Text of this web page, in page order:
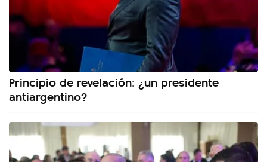
Principio de revelación: ¿un presidente
antiargentino?